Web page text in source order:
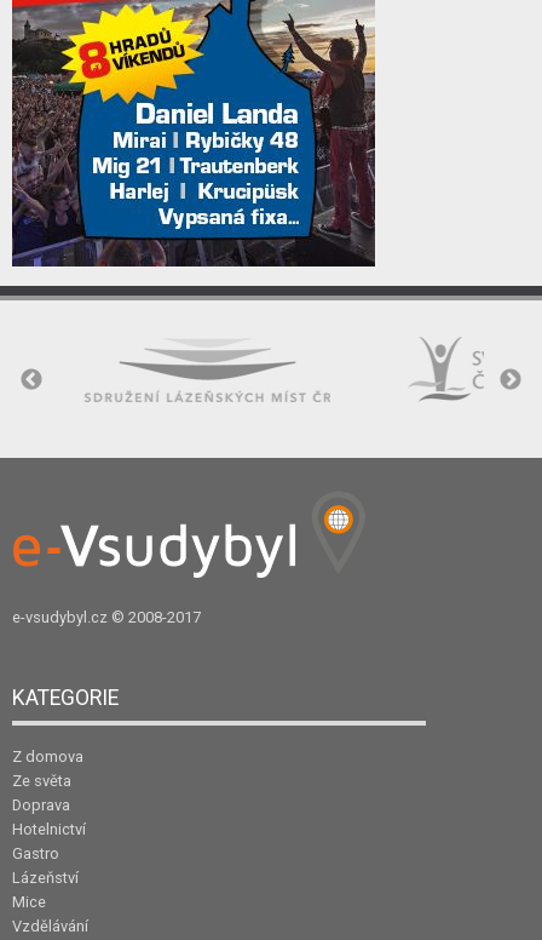
e-vsudybyl.cz © 2008-2017
KATEGORIE
Z domova
Ze světa
Doprava
Hotelnictví
Gastro
Lázeňství
Mice
Vzdělávání